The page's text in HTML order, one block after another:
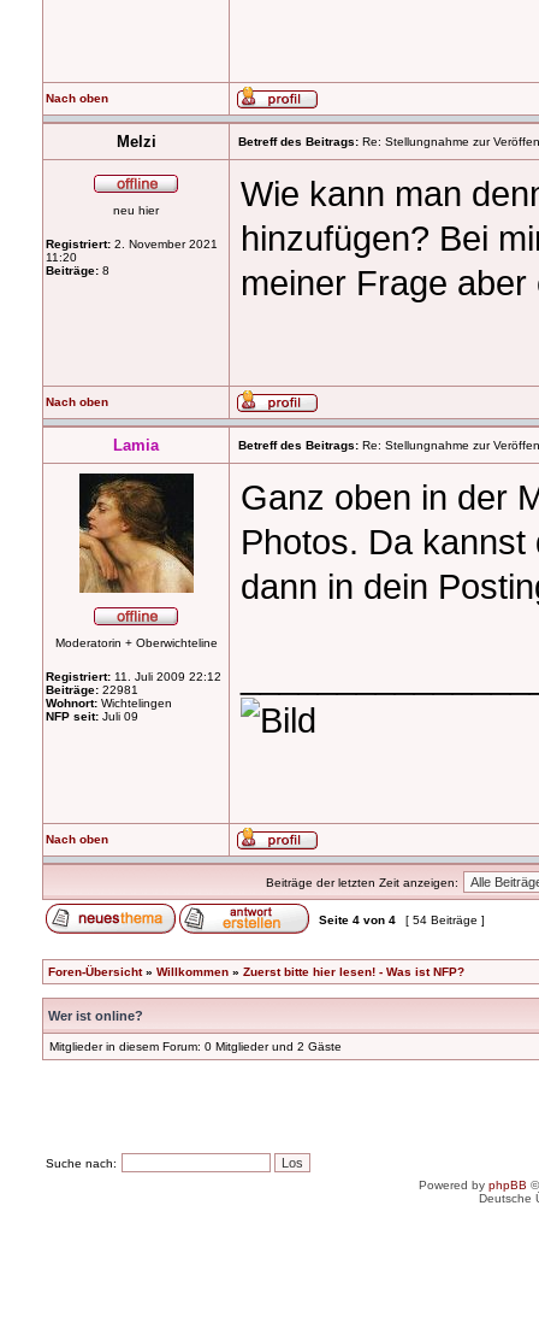
Nach oben
Melzi Betreff des Beitrags: Re: Stellungnahme zur
neu hier
Registriert: 2. November 2021
11:20
Beiträge: 8
Wie kann man
hinzufügen? Bei
meiner Frage
Nach oben
Lamia Betreff des Beitrags: Re: Stellungnahme zur
Moderatorin + Oberwichteline
Registriert: 11. Juli 2009 22:12
Beiträge: 22981
Wohnort: Wichtelingen
NFP seit: Juli 09
Ganz oben in der
Photos. Da
dann in dein
Nach oben
Beiträge der letzten Zeit anzeigen:
Seite 4 von 4 [ 54 Beiträge ]
Foren-Übersicht» Willkommen » Zuerst bitte hier lesen! - Was ist NFP?
Wer ist online?
Mitglieder in diesem Forum: 0 Mitglieder und 2 Gäste
Suche nach:
Powered by phpBB
Deutsche